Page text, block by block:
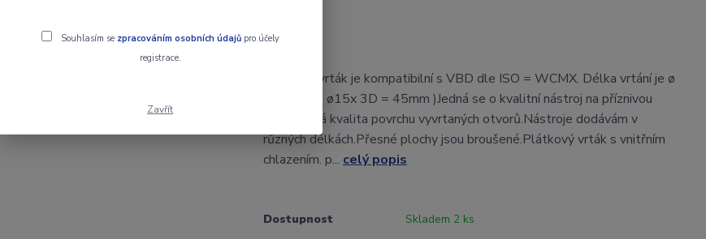
Plátkový vrták je kompatibilní s VBD dle ISO = WCMX. Délka vrtání je ø
x 2D,3D....( ø15x 3D = 45mm )Jedná se o kvalitní nástroj na příznivou
cenu.Dobrá kvalita povrchu vyvrtaných otvorů.Nástroje dodávám v
různých délkách.Přesné plochy jsou broušené.Plátkový vrták s vnitřním
chlazením. p... celý popis
Dostupnost Skladem 2 ks
Souhlasím se zpracováním osobních údajůpro účely
registrace.
Zavřít